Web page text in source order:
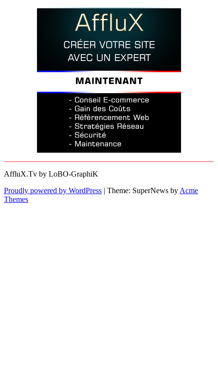
AffluX.Tv by LoBO-GraphiK
Proudly powered by WordPress | Theme: SuperNews by Acme
Themes